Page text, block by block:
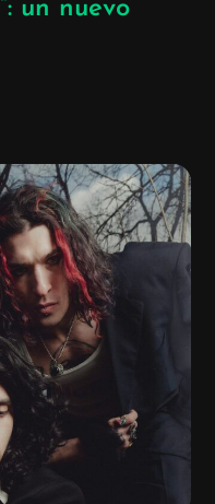
un nuevo